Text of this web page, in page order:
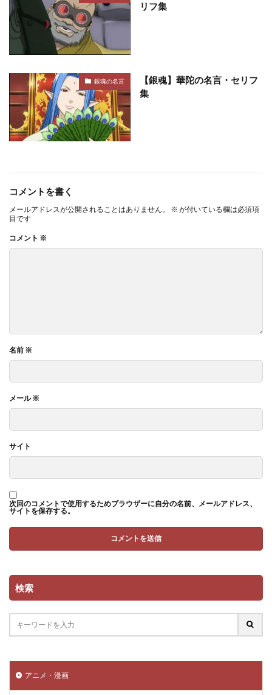
リフ集
銀魂の名言
【銀魂】華陀の名言・セリフ
集
コメントを書く
メールアドレスが公開されることはありません。 ※ が付いている欄は必須項
目です
コメント ※
名前 ※
メール※
サイト
次回のコメントで使用するためブラウザーに自分の名前、メールアドレス、
サイトを保存する。
検索
アニメ・漫画